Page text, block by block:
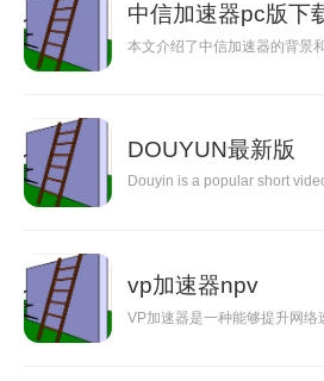
中信加速器pc版下
本文介绍了中信加速器的背景
DOUYUN最新版
Douyin is a popular short
vp加速器npv
VP加速器是一种能够提升网